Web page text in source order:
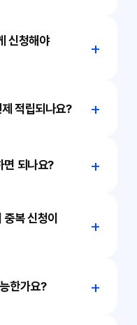
신청해야
적립되나요?
면 되나요?
복 신청이
한가요?